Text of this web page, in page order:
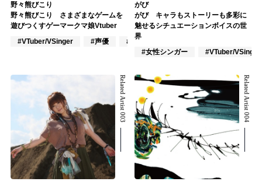
野々熊びこり
野々熊びこり さまざまなゲームを
遊びつくすゲーマークマ娘Vtuber
#VTuber/VSinger
#声優 #アニメ/ゲーム
がび
がび キャラもストーリーも多彩に
魅せるシチュエーションボイスの世
界
#女性シンガー
#VTuber/VSinger
Related Artist 003 Related Artist 004